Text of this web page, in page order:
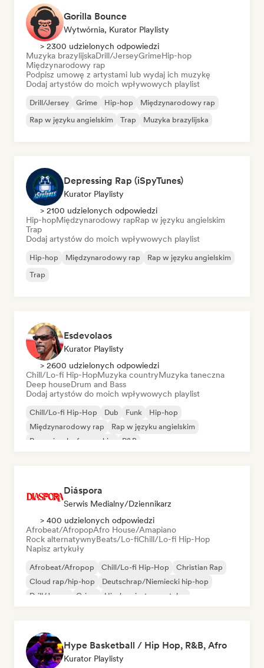
Gorilla Bounce
Wytwórnia, Kurator Playlisty
> 2300 udzielonych odpowiedzi
Muzyka brazylijskaDrill/JerseyGrimeHip-hop
Międzynarodowy rap
Podpisz umowę z artystami lub wydaj ich muzykę
Dodaj artystów do moich wpływowych playlist
Drill/Jersey Grime Hip-hop
Międzynarodowy rap
Rap w języku angielskim
Trap Muzyka brazylijska
Depressing Rap (iSpyTunes)
Kurator Playlisty
> 2100 udzielonych odpowiedzi
Hip-hopMiędzynarodowy rapRap w języku angielskim
Trap
Dodaj artystów do moich wpływowych playlist
Hip-hop Międzynarodowy rap
Rap w języku angielskim
Trap
Esdevolaos
Kurator Playlisty
> 2600 udzielonych odpowiedzi
Chill/Lo-fi Hip-HopMuzyka countryMuzyka taneczna
Deep houseDrum and Bass
Dodaj artystów do moich wpływowych playlist
Chill/Lo-fi Hip-Hop Dub Funk
Hip-hop
Międzynarodowy rap
Rap w języku angielskim
Rap w języku francuskim
R&B
Diáspora
Serwis Medialny/Dziennikarz
> 400 udzielonych odpowiedzi
Afrobeat/AfropopAfro House/Amapiano
Rock alternatywnyBeats/Lo-fiChill/Lo-fi Hip-Hop
Napisz artykuły
Afrobeat/Afropop Chill/Lo-fi Hip-Hop
Christian Rap
Cloud rap/hip-hop
Deutschrap/Niemiecki hip-hop
Drill/Jersey
Grime Hip-hop instrumentalny
Hype Basketball / Hip Hop, R&B, Afro
Kurator Playlisty